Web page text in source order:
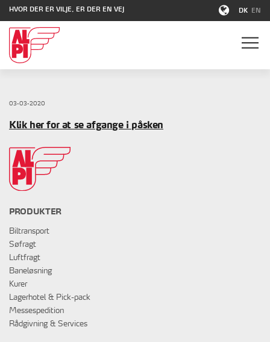
HVOR DER ER VILJE, ER DER EN VEJ DK EN
03-03-2020
Klik her for at se afgange i påsken
PRODUKTER
Biltransport
Søfragt
Luftfragt
Baneløsning
Kurer
Lagerhotel & Pick-pack
Messespedition
Rådgivning & Services